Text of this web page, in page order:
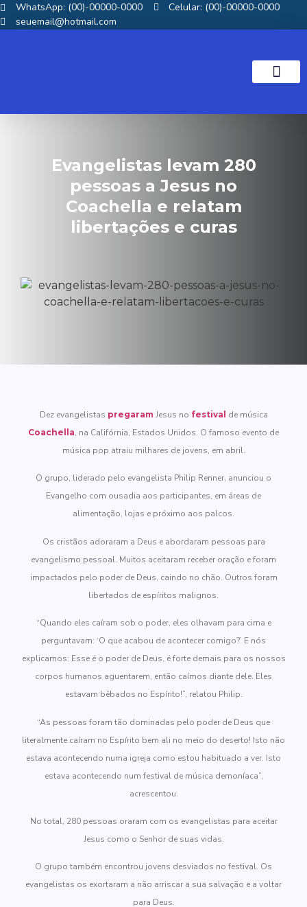
WhatsApp: (00)-00000-0000
Celular: (00)-00000-0000
seuemail@hotmail.com
Evangelistas levam 280
pessoas a Jesus no
Coachella e relatam
libertações e curas
Dez evangelistas pregaram Jesus no festival de música
Coachella, na Califórnia, Estados Unidos. O famoso evento de
música pop atraiu milhares de jovens, em abril.
O grupo, liderado pelo evangelista Philip Renner, anunciou o
Evangelho com ousadia aos participantes, em áreas de
alimentação, lojas e próximo aos palcos.
Os cristãos adoraram a Deus e abordaram pessoas para
evangelismo pessoal. Muitos aceitaram receber oração e foram
impactados pelo poder de Deus, caindo no chão. Outros foram
libertados de espíritos malignos.
“Quando eles caíram sob o poder, eles olhavam para cima e
perguntavam: ‘O que acabou de acontecer comigo?’ E nós
explicamos: Esse é o poder de Deus, é forte demais para os nossos
corpos humanos aguentarem, então caímos diante dele. Eles
estavam bêbados no Espírito!”, relatou Philip.
“As pessoas foram tão dominadas pelo poder de Deus que
literalmente caíram no Espírito bem ali no meio do deserto! Isto não
estava acontecendo numa igreja como estou habituado a ver. Isto
estava acontecendo num festival de música demoníaca”,
acrescentou.
No total, 280 pessoas oraram com os evangelistas para aceitar
Jesus como o Senhor de suas vidas.
O grupo também encontrou jovens desviados no festival. Os
evangelistas os exortaram a não arriscar a sua salvação e a voltar
para Deus.